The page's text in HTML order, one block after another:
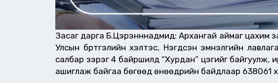
Засаг дарга Б.Цэрэнннадмид: Архангай аймаг цахим
Улсын бүртгэлийн хэлтэс, Нэгдсэн эмнэлгийн
салбар зэрэг 4 байршилд “Хурдан” цэгийг байгуулж,
ашиглаж байгаа бөгөөд өнөөдрийн байдлаар 638061